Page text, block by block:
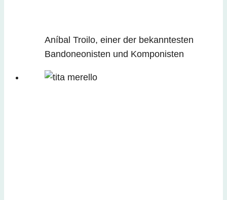
Aníbal Troilo, einer der bekanntesten
Bandoneonisten und Komponisten